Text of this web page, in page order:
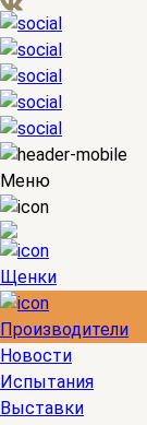
Меню
Щенки
Производители
Новости
Испытания
Выставки